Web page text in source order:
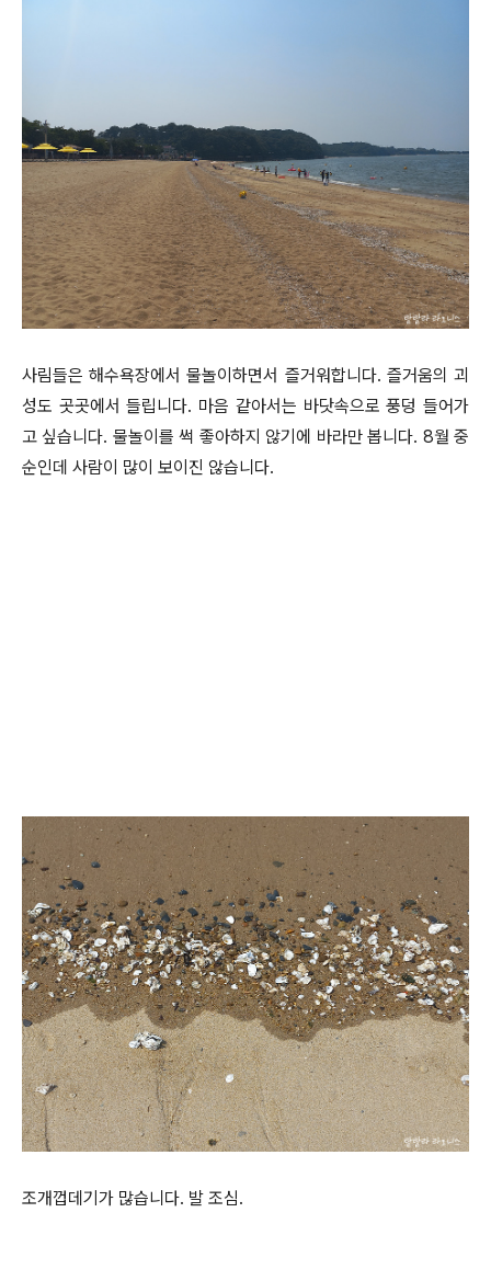
사림들은 해수욕장에서 물놀이하면서 즐거워합니다. 즐거움의 괴
성도 곳곳에서 들립니다. 마음 같아서는 바닷속으로 풍덩 들어가
고 싶습니다. 물놀이를 썩 좋아하지 않기에 바라만 봅니다. 8월 중
순인데 사람이 많이 보이진 않습니다.
조개껍데기가 많습니다. 발 조심.